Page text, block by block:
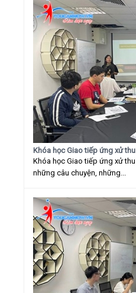
Khóa học Giao tiếp ứng xử
Khóa học Giao tiếp ứng xử
những câu chuyện, những...